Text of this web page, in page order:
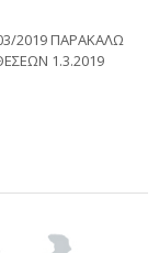
2019 ΠΑΡΑΚΑΛΩ
1.3.2019